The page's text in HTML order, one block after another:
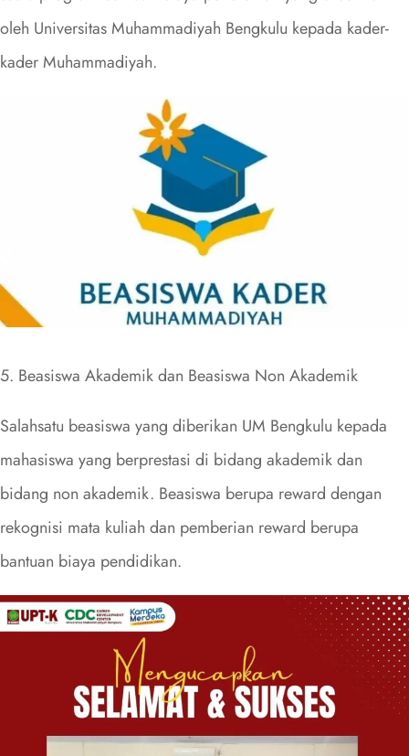
oleh Universitas Muhammadiyah Bengkulu kepada kader-
kader Muhammadiyah.
5. Beasiswa Akademik dan Beasiswa Non Akademik
Salahsatu beasiswa yang diberikan UM Bengkulu kepada
mahasiswa yang berprestasi di bidang akademik dan
bidang non akademik. Beasiswa berupa reward dengan
rekognisi mata kuliah dan pemberian reward berupa
bantuan biaya pendidikan.